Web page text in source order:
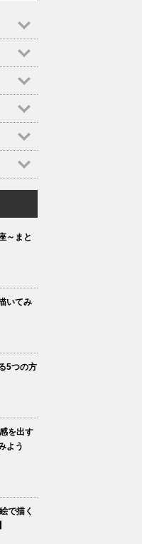
～まと
いてみ
5つの方
を出す
よう
で描く